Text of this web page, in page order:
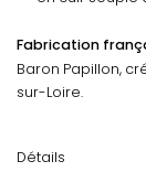
Fabrication
Baron Papillon,
sur-Loire.
Détails